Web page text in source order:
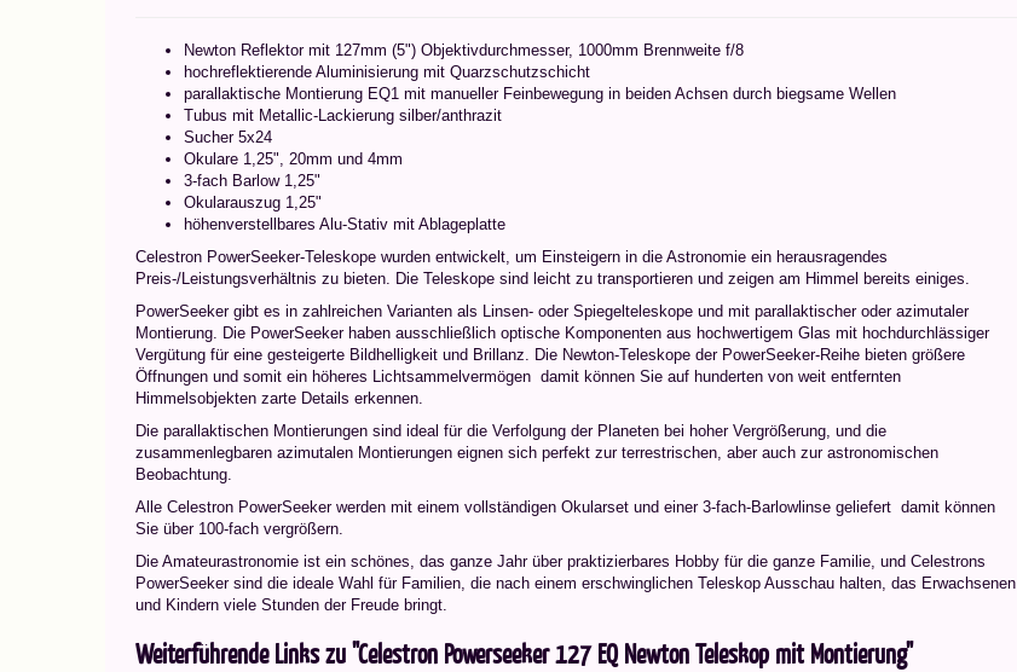
Newton Reflektor mit 127mm (5") Objektivdurchmesser, 1000mm Brennweite f/8
hochreflektierende Aluminisierung mit Quarzschutzschicht
parallaktische Montierung EQ1 mit manueller Feinbewegung in beiden Achsen durch biegsame Wellen
Tubus mit Metallic-Lackierung silber/anthrazit
Sucher 5x24
Okulare 1,25", 20mm und 4mm
3-fach Barlow 1,25"
Okularauszug 1,25"
höhenverstellbares Alu-Stativ mit Ablageplatte
Celestron PowerSeeker-Teleskope wurden entwickelt, um Einsteigern in die Astronomie ein herausragendes
Preis-/Leistungsverhältnis zu bieten. Die Teleskope sind leicht zu transportieren und zeigen am Himmel bereits einiges.
PowerSeeker gibt es in zahlreichen Varianten als Linsen- oder Spiegelteleskope und mit parallaktischer oder azimutaler
Montierung. Die PowerSeeker haben ausschließlich optische Komponenten aus hochwertigem Glas mit hochdurchlässiger
Vergütung für eine gesteigerte Bildhelligkeit und Brillanz. Die Newton-Teleskope der PowerSeeker-Reihe bieten größere
Öffnungen und somit ein höheres Lichtsammelvermögen  damit können Sie auf hunderten von weit entfernten
Himmelsobjekten zarte Details erkennen.
Die parallaktischen Montierungen sind ideal für die Verfolgung der Planeten bei hoher Vergrößerung, und die
zusammenlegbaren azimutalen Montierungen eignen sich perfekt zur terrestrischen, aber auch zur astronomischen
Beobachtung.
Alle Celestron PowerSeeker werden mit einem vollständigen Okularset und einer 3-fach-Barlowlinse geliefert  damit können
Sie über 100-fach vergrößern.
Die Amateurastronomie ist ein schönes, das ganze Jahr über praktizierbares Hobby für die ganze Familie, und Celestrons
PowerSeeker sind die ideale Wahl für Familien, die nach einem erschwinglichen Teleskop Ausschau halten, das Erwachsenen
und Kindern viele Stunden der Freude bringt.
Weiterführende Links zu "Celestron Powerseeker 127 EQ Newton Teleskop mit Montierung"